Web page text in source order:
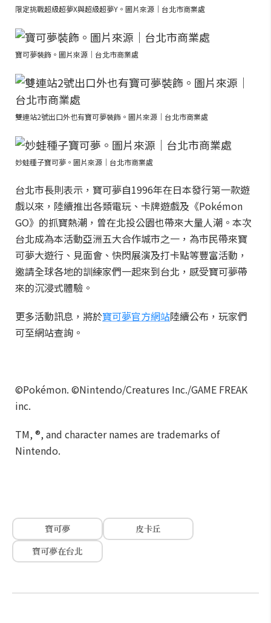
限定挑戰超級超夢X與超級超夢Y。圖片來源｜台北市商業處
寶可夢裝飾。圖片來源｜台北市商業處
雙連站2號出口外也有寶可夢裝飾。圖片來源｜台北市商業處
妙蛙種子寶可夢。圖片來源｜台北市商業處
台北市長則表示，寶可夢自1996年在日本發行第一款遊
戲以來，陸續推出各類電玩、卡牌遊戲及《Pokémon
GO》的抓寶熱潮，曾在北投公園也帶來大量人潮。本次
台北成為本活動亞洲五大合作城市之一，為市民帶來寶
可夢大遊行、見面會、快閃展演及打卡點等豐富活動，
邀請全球各地的訓練家們一起來到台北，感受寶可夢帶
來的沉浸式體驗。
更多活動訊息，將於寶可夢官方網站陸續公布，玩家們
可至網站查詢。
©Pokémon. ©Nintendo/Creatures Inc./GAME FREAK
inc.
TM, ®, and character names are trademarks of
Nintendo.
寶可夢
皮卡丘
寶可夢在台北